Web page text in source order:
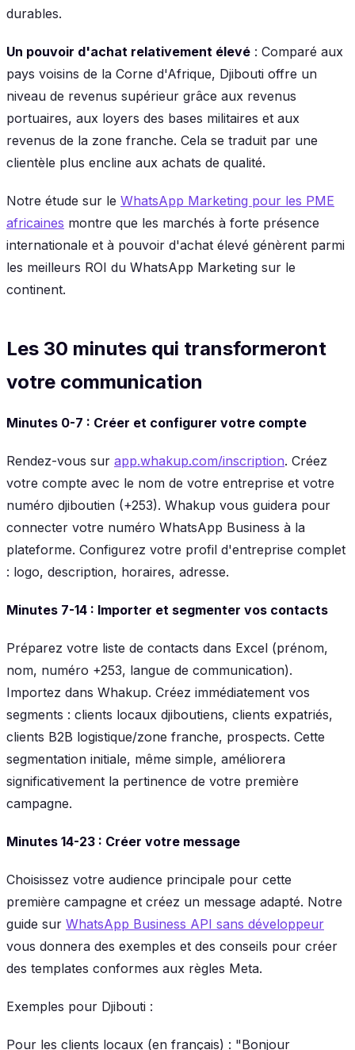
durables.
Un pouvoir d'achat relativement élevé : Comparé aux
pays voisins de la Corne d'Afrique, Djibouti offre un
niveau de revenus supérieur grâce aux revenus
portuaires, aux loyers des bases militaires et aux
revenus de la zone franche. Cela se traduit par une
clientèle plus encline aux achats de qualité.
Notre étude sur le WhatsApp Marketing pour les PME
africaines montre que les marchés à forte présence
internationale et à pouvoir d'achat élevé génèrent parmi
les meilleurs ROI du WhatsApp Marketing sur le
continent.
Les 30 minutes qui transformeront
votre communication
Minutes 0-7 : Créer et configurer votre compte
Rendez-vous sur app.whakup.com/inscription. Créez
votre compte avec le nom de votre entreprise et votre
numéro djiboutien (+253). Whakup vous guidera pour
connecter votre numéro WhatsApp Business à la
plateforme. Configurez votre profil d'entreprise complet
: logo, description, horaires, adresse.
Minutes 7-14 : Importer et segmenter vos contacts
Préparez votre liste de contacts dans Excel (prénom,
nom, numéro +253, langue de communication).
Importez dans Whakup. Créez immédiatement vos
segments : clients locaux djiboutiens, clients expatriés,
clients B2B logistique/zone franche, prospects. Cette
segmentation initiale, même simple, améliorera
significativement la pertinence de votre première
campagne.
Minutes 14-23 : Créer votre message
Choisissez votre audience principale pour cette
première campagne et créez un message adapté. Notre
guide sur WhatsApp Business API sans développeur
vous donnera des exemples et des conseils pour créer
des templates conformes aux règles Meta.
Exemples pour Djibouti :
Pour les clients locaux (en français) : "Bonjour